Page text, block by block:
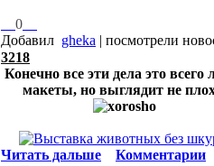
0
Добавил gheka | посмотрели
3218
Конечно все эти дела это всего
макеты, но выглядит не
Читать дальше
Комментарии